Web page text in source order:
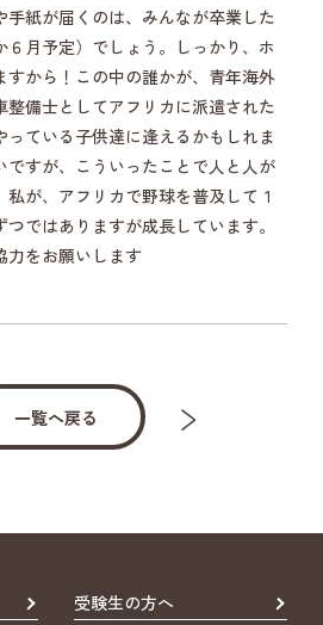
手紙が届くのは、みんなが卒業した
月予定）でしょう。しっかり、ホ
すから！この中の誰かが、青年海外
備士としてアフリカに派遣された
っている子供達に逢えるかもしれま
ですが、こういったことで人と人が
が、アフリカで野球を普及して１
ではありますが成長しています。
力をお願いします
一覧へ戻る
受験生の方へ